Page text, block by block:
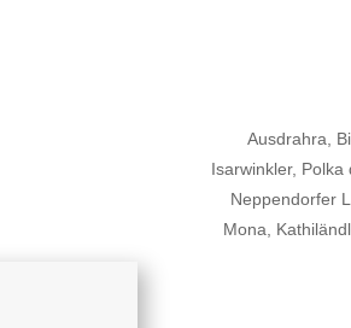
Ausdrahra,
Isarwinkler, Polka
Neppendorfer
Mona,